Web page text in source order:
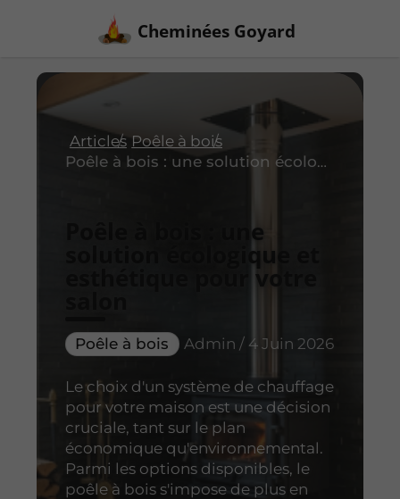
Cheminées Goyard
Articles Poêle à bois
Poêle à bois : une solution écologique et esthétique pour votre salon
Poêle à bois : une
solution écologique et
esthétique pour votre
Poêle à bois Admin / 4 Juin 2026
Le choix d'un système de chauffage
pour votre maison est une décision
cruciale, tant sur le plan
économique qu'environnemental.
Parmi les options disponibles, le
poêle à bois s'impose de plus en